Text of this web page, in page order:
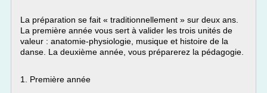
La préparation se fait « traditionnellement » sur deux ans.
La première année vous sert à valider les trois unités de
valeur : anatomie-physiologie, musique et histoire de la
danse. La deuxième année, vous préparerez la pédagogie.
1. Première année